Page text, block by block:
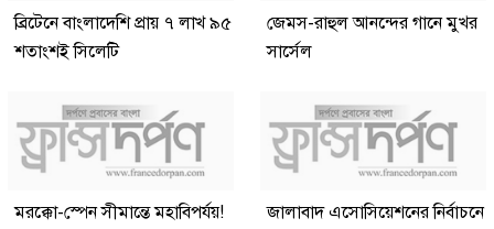
ব্রিটেনে বাংলাদেশি প্রায় ৭ লাখ ৯৫
শতাংশই সিলেটি
জেমস-রাহুল আনন্দের গানে মুখর
সার্সেল
মরক্কো-স্পেন সীমান্তে মহাবিপর্যয়!
জালাবাদ এসোসিয়েশনের নির্বাচনে